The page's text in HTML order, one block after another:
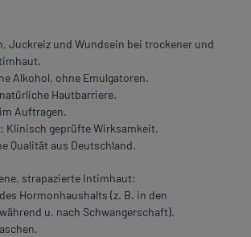
Juckreiz und Wundsein bei trockener und
Alkohol, ohne Emulgatoren.
Hautbarriere.
Auftragen.
Klinisch geprüfte Wirksamkeit.
Qualität aus Deutschland.
strapazierte Intimhaut:
Hormonhaushalts (z. B. in den
u. nach Schwangerschaft).